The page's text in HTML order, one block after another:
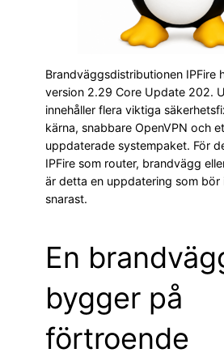
Brandväggsdistributionen IPFire
version 2.29 Core Update 202.
innehåller flera viktiga
kärna, snabbare OpenVPN och
uppdaterade systempaket. För
IPFire som router, brandvägg
är detta en uppdatering som bör
snarast.
En
bygger på
förtroende